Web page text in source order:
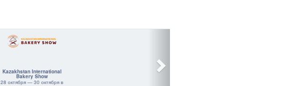
Kazakhstan International
Bakery Show
28 октября — 30 октября в